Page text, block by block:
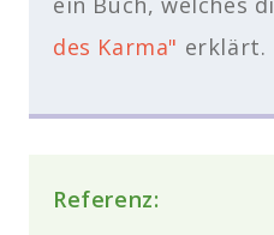
des Karma" erklärt.
Referenz: